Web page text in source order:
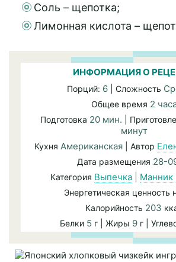
Соль – щепотка;
Лимонная кислота –
ИНФОРМАЦИЯ О
Порций: 6| Сложность
Общее время 2
Подготовка 20 мин. |
минут
Кухня Американская| Автор
Дата размещения 28-
Категория Выпечка Манник
Энергетическая ценность
Калорийность 203
Белки 5 г | Жиры 9г |